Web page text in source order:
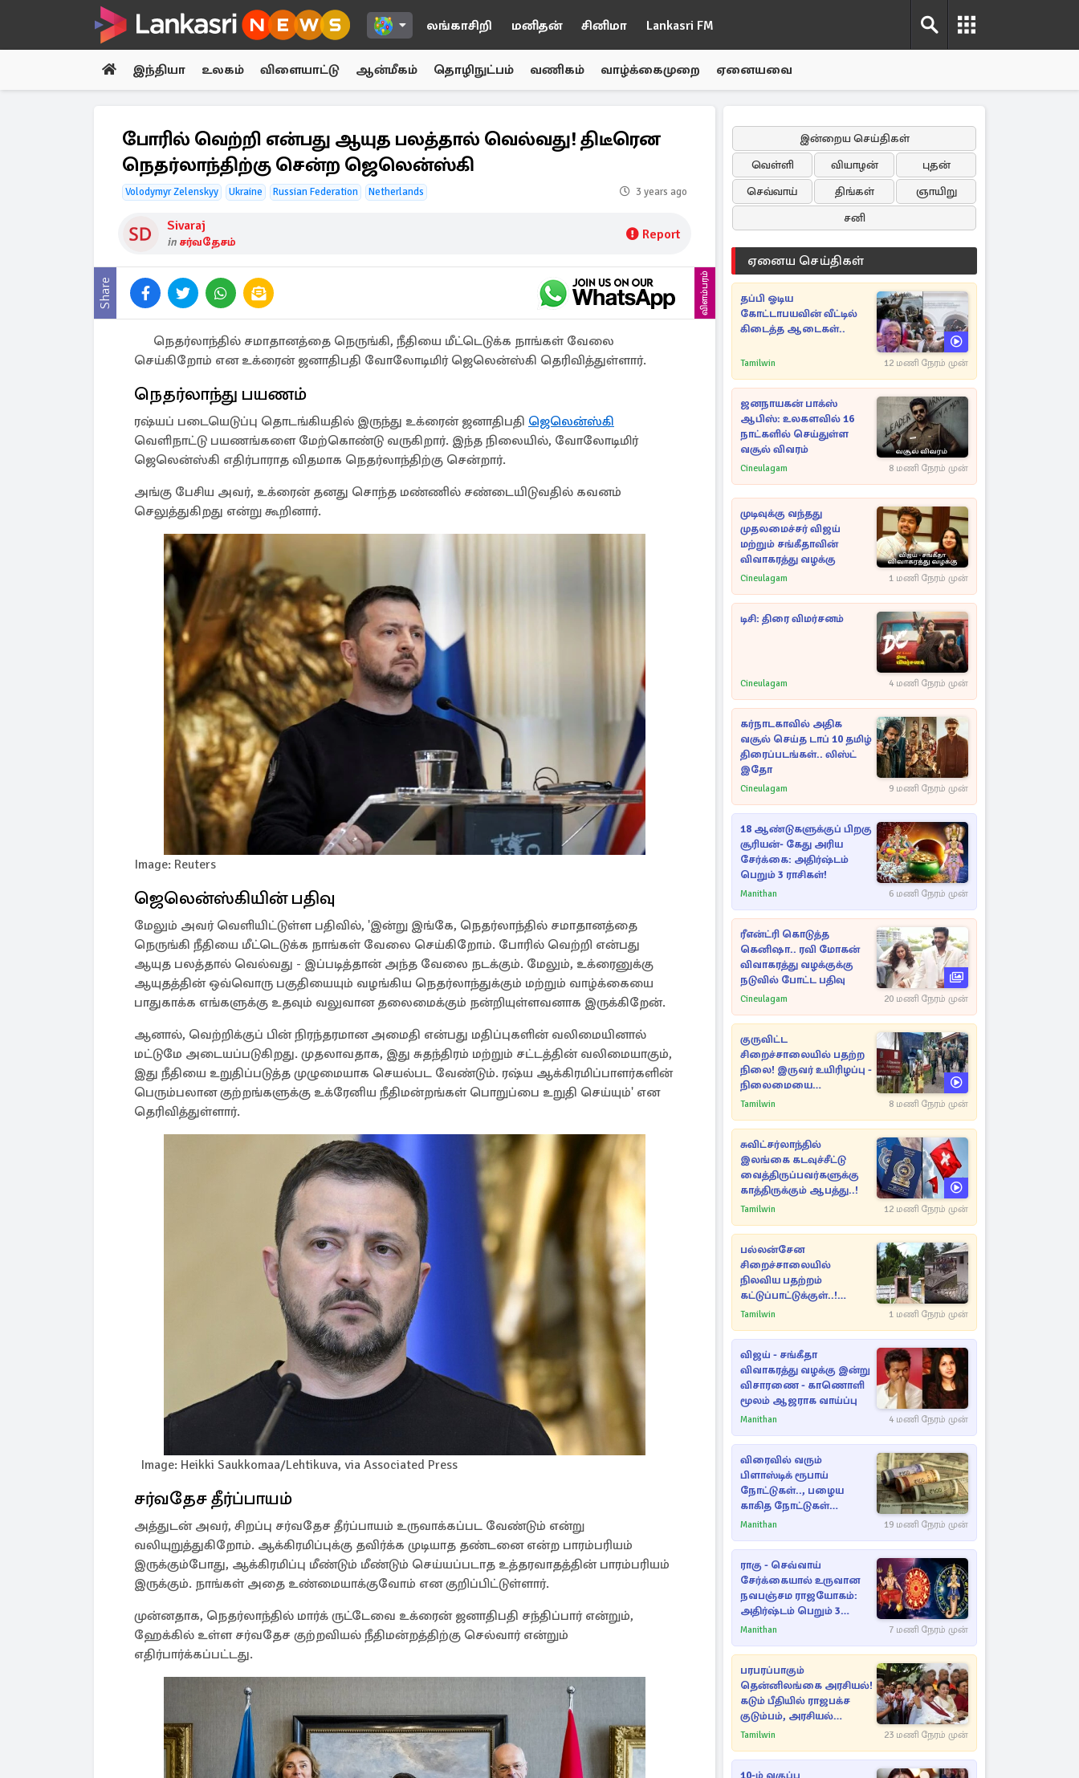
லங்காசிறி மனிதன் சினிமா Lankasri FM
இந்தியா உலகம் விளையாட்டு ஆன்மீகம் தொழிநுட்பம் வணிகம் வாழ்க்கைமுறை ஏனையவை
போரில் வெற்றி என்பது ஆயுத பலத்தால் வெல்வது! திடீரென
நெதர்லாந்திற்கு சென்ற ஜெலென்ஸ்கி
Volodymyr Zelenskyy Ukraine Russian Federation Netherlands 3 years ago
Sivaraj
in சர்வதேசம் Report
Share விளம்பரம்
நெதர்லாந்தில் சமாதானத்தை நெருங்கி, நீதியை மீட்டெடுக்க நாங்கள் வேலை
செய்கிறோம் என உக்ரைன் ஜனாதிபதி வோலோடிமிர் ஜெலென்ஸ்கி தெரிவித்துள்ளார்.
நெதர்லாந்து பயணம்
ரஷ்யப் படையெடுப்பு தொடங்கியதில் இருந்து உக்ரைன் ஜனாதிபதி ஜெலென்ஸ்கி
வெளிநாட்டு பயணங்களை மேற்கொண்டு வருகிறார். இந்த நிலையில், வோலோடிமிர்
ஜெலென்ஸ்கி எதிர்பாராத விதமாக நெதர்லாந்திற்கு சென்றார்.
அங்கு பேசிய அவர், உக்ரைன் தனது சொந்த மண்ணில் சண்டையிடுவதில் கவனம்
செலுத்துகிறது என்று கூறினார்.
Image: Reuters
ஜெலென்ஸ்கியின் பதிவு
மேலும் அவர் வெளியிட்டுள்ள பதிவில், 'இன்று இங்கே, நெதர்லாந்தில் சமாதானத்தை
நெருங்கி நீதியை மீட்டெடுக்க நாங்கள் வேலை செய்கிறோம். போரில் வெற்றி என்பது
ஆயுத பலத்தால் வெல்வது - இப்படித்தான் அந்த வேலை நடக்கும். மேலும், உக்ரைனுக்கு
ஆயுதத்தின் ஒவ்வொரு பகுதியையும் வழங்கிய நெதர்லாந்துக்கும் மற்றும் வாழ்க்கையை
பாதுகாக்க எங்களுக்கு உதவும் வலுவான தலைமைக்கும் நன்றியுள்ளவனாக இருக்கிறேன்.
ஆனால், வெற்றிக்குப் பின் நிரந்தரமான அமைதி என்பது மதிப்புகளின் வலிமையினால்
மட்டுமே அடையப்படுகிறது. முதலாவதாக, இது சுதந்திரம் மற்றும் சட்டத்தின் வலிமையாகும்,
இது நீதியை உறுதிப்படுத்த முழுமையாக செயல்பட வேண்டும். ரஷ்ய ஆக்கிரமிப்பாளர்களின்
பெரும்பலான குற்றங்களுக்கு உக்ரேனிய நீதிமன்றங்கள் பொறுப்பை உறுதி செய்யும்' என
தெரிவித்துள்ளார்.
Image: Heikki Saukkomaa/Lehtikuva, via Associated Press
சர்வதேச தீர்ப்பாயம்
அத்துடன் அவர், சிறப்பு சர்வதேச தீர்ப்பாயம் உருவாக்கப்பட வேண்டும் என்று
வலியுறுத்துகிறோம். ஆக்கிரமிப்புக்கு தவிர்க்க முடியாத தண்டனை என்ற பாரம்பரியம்
இருக்கும்போது, ஆக்கிரமிப்பு மீண்டும் மீண்டும் செய்யப்படாத உத்தரவாதத்தின் பாரம்பரியம்
இருக்கும். நாங்கள் அதை உண்மையாக்குவோம் என குறிப்பிட்டுள்ளார்.
முன்னதாக, நெதர்லாந்தில் மார்க் ருட்டேவை உக்ரைன் ஜனாதிபதி சந்திப்பார் என்றும்,
ஹேக்கில் உள்ள சர்வதேச குற்றவியல் நீதிமன்றத்திற்கு செல்வார் என்றும்
எதிர்பார்க்கப்பட்டது.
இன்றைய செய்திகள்
வெள்ளி
வியாழன்
புதன்
செவ்வாய்
திங்கள்
ஞாயிறு
சனி
ஏனைய செய்திகள்
தப்பி ஓடிய
கோட்டாபயவின் வீட்டில்
கிடைத்த ஆடைகள்..
Tamilwin 12 மணி நேரம் முன்
ஜனநாயகன் பாக்ஸ்
ஆபிஸ்: உலகளவில் 16
நாட்களில் செய்துள்ள
வசூல் விவரம்
Cineulagam 8 மணி நேரம் முன்
முடிவுக்கு வந்தது
முதலமைச்சர் விஜய்
மற்றும் சங்கீதாவின்
விவாகரத்து வழக்கு
Cineulagam 1 மணி நேரம் முன்
டிசி: திரை விமர்சனம்
Cineulagam 4 மணி நேரம் முன்
கர்நாடகாவில் அதிக
வசூல் செய்த டாப் 10 தமிழ்
திரைப்படங்கள்.. லிஸ்ட்
இதோ
Cineulagam 9 மணி நேரம் முன்
18 ஆண்டுகளுக்குப் பிறகு
சூரியன்- கேது அரிய
சேர்க்கை: அதிர்ஷ்டம்
பெறும் 3 ராசிகள்!
Manithan 6 மணி நேரம் முன்
ரீஎன்ட்ரி கொடுத்த
கெனிஷா.. ரவி மோகன்
விவாகரத்து வழக்குக்கு
நடுவில் போட்ட பதிவு
Cineulagam 20 மணி நேரம் முன்
குருவிட்ட
சிறைச்சாலையில் பதற்ற
நிலை! இருவர் உயிரிழப்பு -
நிலைமையை
கட்டுப்படுத்த பொலிஸார்
Tamilwin 8 மணி நேரம் முன்
சுவிட்சர்லாந்தில்
இலங்கை கடவுச்சீட்டு
வைத்திருப்பவர்களுக்கு
காத்திருக்கும் ஆபத்து..!
Tamilwin 12 மணி நேரம் முன்
பல்லன்சேன
சிறைச்சாலையில்
நிலவிய பதற்றம்
கட்டுப்பாட்டுக்குள்..!
அதிரடியாக களமிறங்கிய
Tamilwin 1 மணி நேரம் முன்
விஜய் - சங்கீதா
விவாகரத்து வழக்கு இன்று
விசாரணை - காணொளி
மூலம் ஆஜராக வாய்ப்பு
Manithan 4 மணி நேரம் முன்
விரைவில் வரும்
பிளாஸ்டிக் ரூபாய்
நோட்டுகள்.., பழைய
காகித நோட்டுகள்
செல்லுமா?
Manithan 19 மணி நேரம் முன்
ராகு - செவ்வாய்
சேர்க்கையால் உருவான
நவபஞ்சம ராஜயோகம்:
அதிர்ஷ்டம் பெறும் 3
ராசிகள்!
Manithan 7 மணி நேரம் முன்
பரபரப்பாகும்
தென்னிலங்கை அரசியல்!
கடும் பீதியில் ராஜபக்ச
குடும்பம், அரசியல்
நட்புகள்
Tamilwin 23 மணி நேரம் முன்